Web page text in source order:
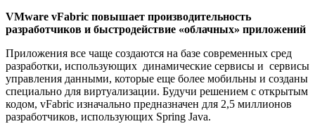
VMware vFabric повышает производительность
разработчиков и быстродействие «облачных» приложений
Приложения все чаще создаются на базе современных сред
разработки, использующих динамические сервисы и сервисы
управления данными, которые еще более мобильны и созданы
специально для виртуализации. Будучи решением с открытым
кодом, vFabric изначально предназначен для 2,5 миллионов
разработчиков, использующих Spring Java.